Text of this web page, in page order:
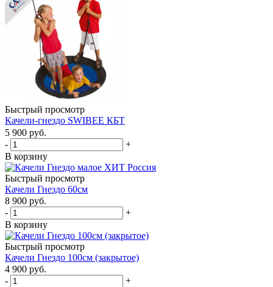
Быстрый просмотр
Качели-гнездо SWIBEE КБТ
5 900 руб.
-
+
В корзину
Быстрый просмотр
Качели Гнездо 60см
8 900 руб.
-
+
В корзину
Быстрый просмотр
Качели Гнездо 100см (закрытое)
4 900 руб.
-
+